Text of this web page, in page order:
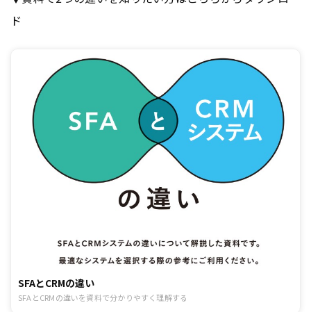
ド
SFAとCRMの違い
SFAとCRMの違いを資料で分かりやすく理解する